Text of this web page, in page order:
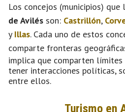
Los concejos (municipios)
de Avilés son: Castrillón,
y Illas. Cada uno de estos
comparte fronteras
implica que comparten
tener interacciones políticas,
entre ellos.